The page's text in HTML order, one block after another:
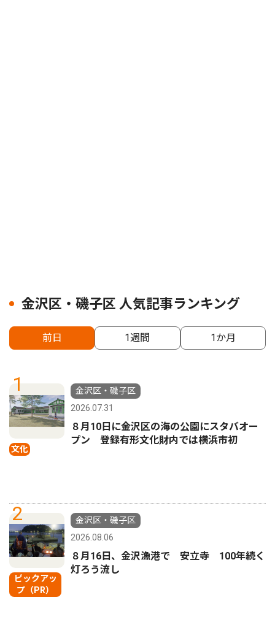
金沢区・磯子区 人気記事ランキング
前日 1週間 1か月
1
文化
金沢区・磯子区
2026.07.31
８月10日に金沢区の海の公園にスタバオー
プン 登録有形文化財内では横浜市初
2
ピックアッ
プ（PR）
金沢区・磯子区
2026.08.06
８月16日、金沢漁港で 安立寺 100年続く
灯ろう流し